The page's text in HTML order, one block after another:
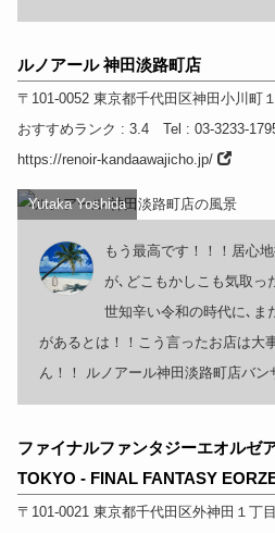
ルノアール 神田淡路町店
〒101-0052 東京都千代田区神田小川町
おすすめランク : 3.4 Tel : 03-3233-
https://renoir-kandaawajicho.jp/
Yutaka Yoshida
もう最高です！！！居心
が､どこもかしこも気取っ
世知辛い令和の時代に､ま
があるとは！！こう言ったお店は大
ん！！ ルノアール神田淡路町店バン
ファイナルファンタジーエオルゼ
TOKYO - FINAL FANTASY
〒101-0021 東京都千代田区外神田１丁